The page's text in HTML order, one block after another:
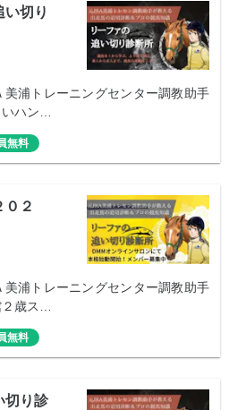
い切り
浦トレーニングセンター調教助手
いハン…
無料
０２
浦トレーニングセンター調教助手
２歳ス…
無料
切り診